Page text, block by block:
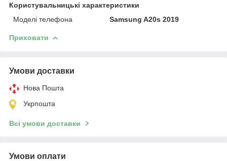
Користувальницькі характеристики
Моделі телефона
Samsung A20s 2019
Приховати
Умови доставки
Нова Пошта
Укрпошта
Всі умови доставки
Умови оплати